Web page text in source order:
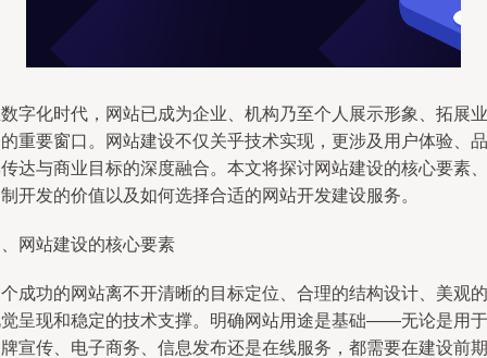
字化时代，网站已成为企业、机构乃至个人展示形象、拓展业
重要窗口。网站建设不仅关乎技术实现，更涉及用户体验、品
达与商业目标的深度融合。本文将探讨网站建设的核心要素、
开发的价值以及如何选择合适的网站开发建设服务。
网站建设的核心要素
成功的网站离不开清晰的目标定位、合理的结构设计、美观的
呈现和稳定的技术支撑。明确网站用途是基础——无论是用于
宣传、电子商务、信息发布还是在线服务，都需要在建设前期